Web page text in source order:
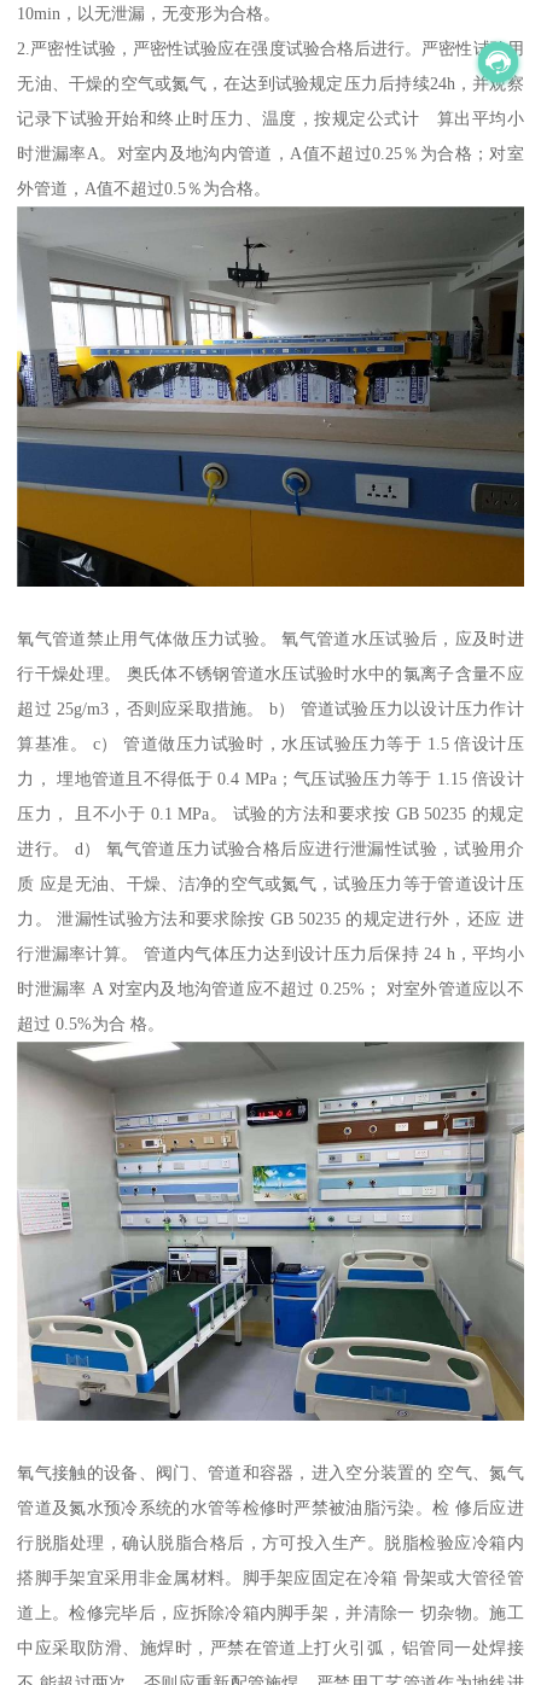
10min，以无泄漏，无变形为合格。
2.严密性试验，严密性试验应在强度试验合格后进行。严密性试验用
无油、干燥的空气或氮气，在达到试验规定压力后持续24h，并观察
记录下试验开始和终止时压力、温度，按规定公式计 算出平均小
时泄漏率A。对室内及地沟内管道，A值不超过0.25％为合格；对室
外管道，A值不超过0.5％为合格。
氧气管道禁止用气体做压力试验。 氧气管道水压试验后，应及时进
行干燥处理。 奥氏体不锈钢管道水压试验时水中的氯离子含量不应
超过 25g/m3，否则应采取措施。 b） 管道试验压力以设计压力作计
算基准。 c） 管道做压力试验时，水压试验压力等于 1.5 倍设计压
力， 埋地管道且不得低于 0.4 MPa；气压试验压力等于 1.15 倍设计
压力， 且不小于 0.1 MPa。 试验的方法和要求按 GB 50235 的规定
进行。 d） 氧气管道压力试验合格后应进行泄漏性试验，试验用介
质 应是无油、干燥、洁净的空气或氮气，试验压力等于管道设计压
力。 泄漏性试验方法和要求除按 GB 50235 的规定进行外，还应 进
行泄漏率计算。 管道内气体压力达到设计压力后保持 24 h，平均小
时泄漏率 A 对室内及地沟管道应不超过 0.25%； 对室外管道应以不
超过 0.5%为合 格。
氧气接触的设备、阀门、管道和容器，进入空分装置的 空气、氮气
管道及氮水预冷系统的水管等检修时严禁被油脂污染。检 修后应进
行脱脂处理，确认脱脂合格后，方可投入生产。脱脂检验应冷箱内
搭脚手架宜采用非金属材料。脚手架应固定在冷箱 骨架或大管径管
道上。检修完毕后，应拆除冷箱内脚手架，并清除一 切杂物。施工
中应采取防滑、施焊时，严禁在管道上打火引弧，铝管同一处焊接